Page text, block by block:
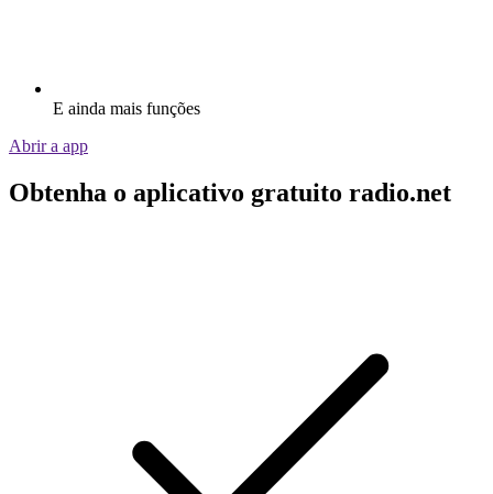
E ainda mais funções
Abrir a app
Obtenha o aplicativo gratuito radio.net